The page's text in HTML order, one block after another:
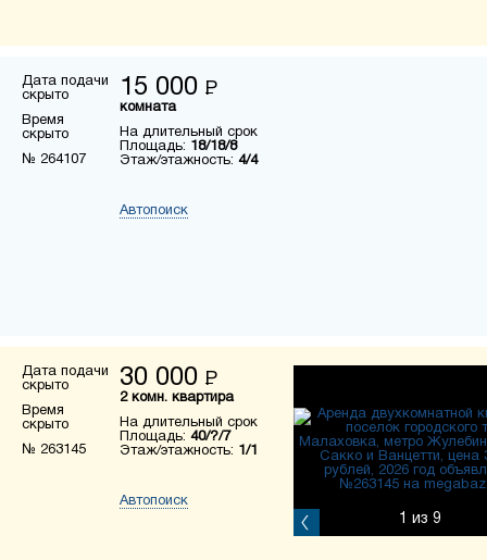
Дата подачи
скрыто
Время
скрыто
№ 264107
15 000 Р
комната
На длительный срок
Площадь: 18/18/8
Этаж/этажность: 4/4
Автопоиск
Дата подачи
скрыто
Время
скрыто
№ 263145
30 000 Р
2 комн. квартира
На длительный срок
Площадь: 40/?/7
Этаж/этажность: 1/1
Автопоиск
1 из 9